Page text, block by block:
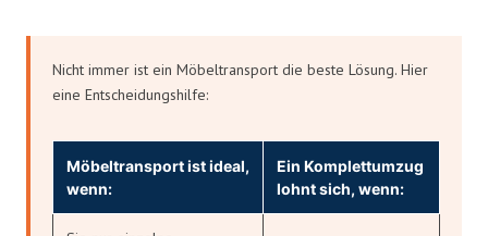
Nicht immer ist ein Möbeltransport die beste Lösung. Hier
eine Entscheidungshilfe:
Möbeltransport ist ideal,
wenn:
Ein Komplettumzug
lohnt sich, wenn: